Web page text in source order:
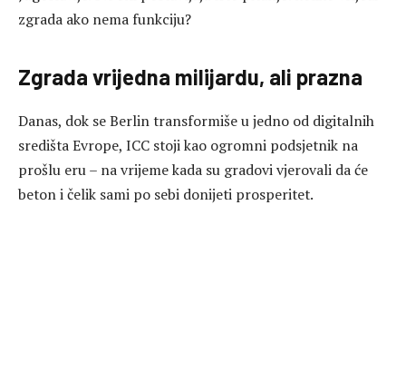
zgrada ako nema funkciju?
Zgrada vrijedna milijardu, ali prazna
Danas, dok se Berlin transformiše u jedno od digitalnih
središta Evrope, ICC stoji kao ogromni podsjetnik na
prošlu eru – na vrijeme kada su gradovi vjerovali da će
beton i čelik sami po sebi donijeti prosperitet.